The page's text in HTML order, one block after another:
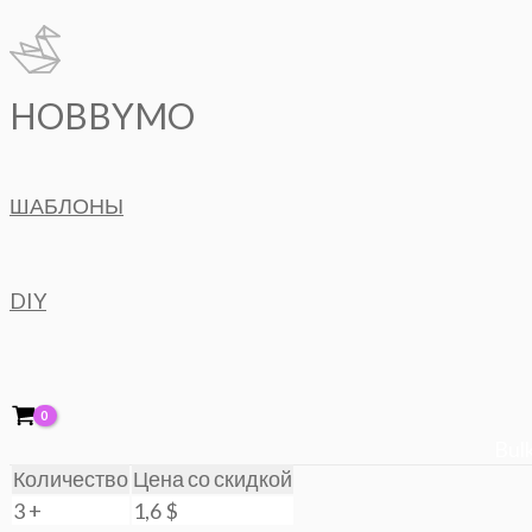
Перейти
к
содержимому
HOBBYMO
ШАБЛОНЫ
DIY
Количество Цена со скидкой
3 +
1,6$